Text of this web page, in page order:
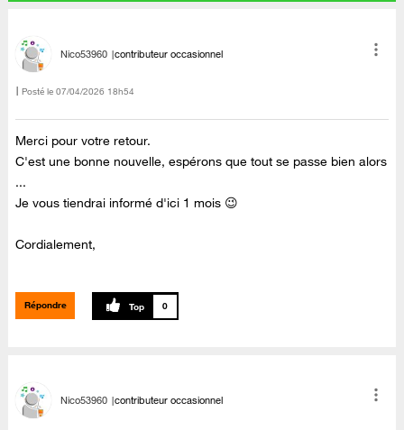
Nico53960 contributeur occasionnel
Posté le ‎07/04/2026 18h54
Merci pour votre retour.
C'est une bonne nouvelle, espérons que tout se passe bien alors
...
Je vous tiendrai informé d'ici 1 mois 😉
Cordialement,
Répondre 0
Nico53960 contributeur occasionnel